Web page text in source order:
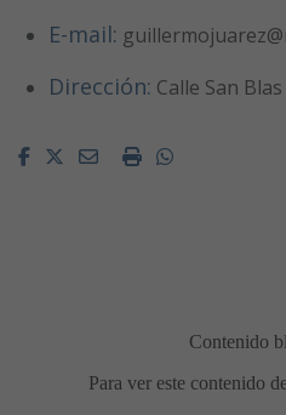
E-mail:
Dirección: Calle San
FacebookTwitterEmailImprimirWhatsapp